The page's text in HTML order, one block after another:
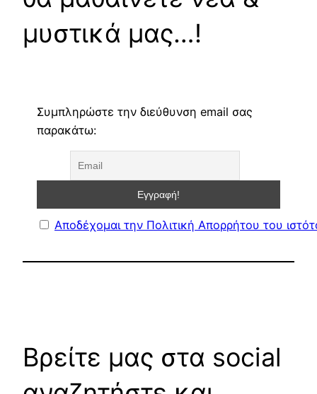
μυστικά μας…!
Συμπληρώστε την διεύθυνση email σας
παρακάτω:
Αποδέχομαι την Πολιτική Απορρήτου του
Βρείτε μας στα social